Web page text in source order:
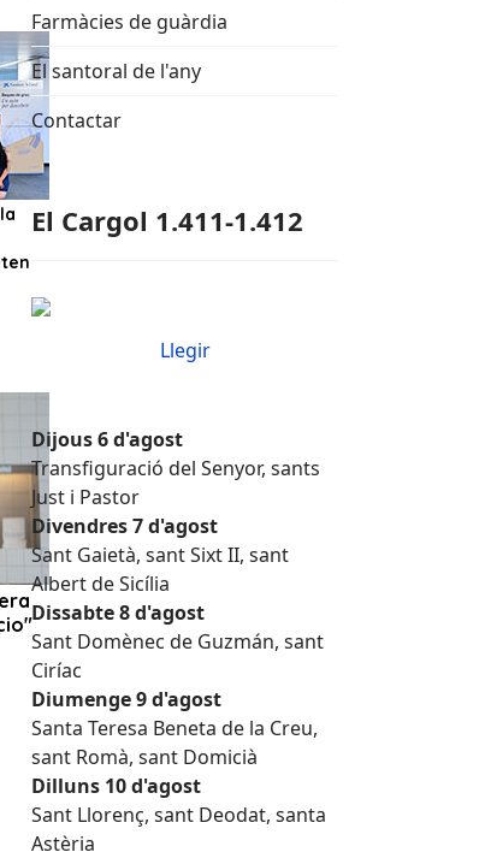
Farmàcies de guàrdia
El santoral de l'any
Contactar
El Cargol 1.411-1.412
Llegir
Dijous 6 d'agost
Transfiguració del Senyor, sants
Just i Pastor
Divendres 7 d'agost
Sant Gaietà, sant Sixt II, sant
Albert de Sicília
Dissabte 8 d'agost
Sant Domènec de Guzmán, sant
Ciríac
Diumenge 9 d'agost
Santa Teresa Beneta de la Creu,
sant Romà, sant Domicià
Dilluns 10 d'agost
Sant Llorenç, sant Deodat, santa
Astèria